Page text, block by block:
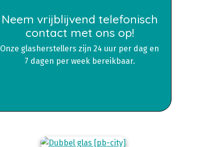
Neem vrijblijvend telefonisch
contact met ons op!
Onze glasherstellers zijn 24 uur per dag en
7 dagen per week bereikbaar.